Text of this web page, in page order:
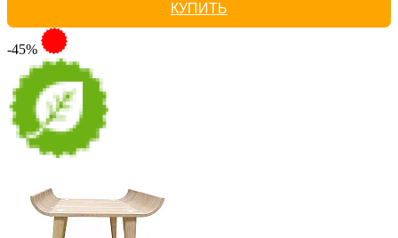
КУПИТЬ
-45%